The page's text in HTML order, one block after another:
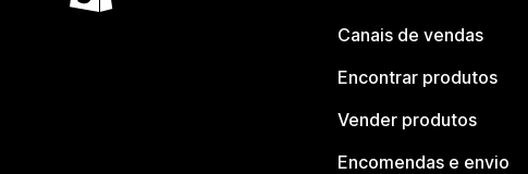
Canais de vendas
Encontrar produtos
Vender produtos
Encomendas e envio